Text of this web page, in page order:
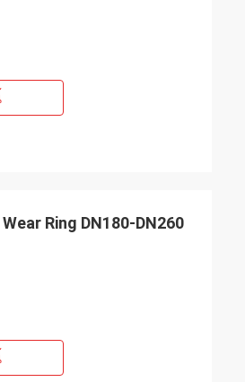
Ring DN180-DN260